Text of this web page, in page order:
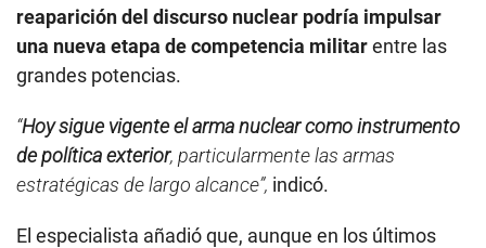
reaparición del discurso nuclear podría impulsar
una nueva etapa de competencia militarentre las
grandes potencias.
“Hoy sigue vigente el arma nuclear como instrumento
de política exterior, particularmente las armas
estratégicas de largo alcance”, indicó.
El especialista añadió que, aunque en los últimos